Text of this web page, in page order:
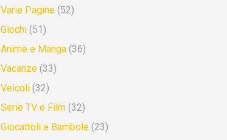
Varie Pagine (52)
Giochi (51)
Anime e Manga (36)
Vacanze (33)
Veicoli (32)
Serie TV e Film (32)
Giocattoli e Bambole (23)